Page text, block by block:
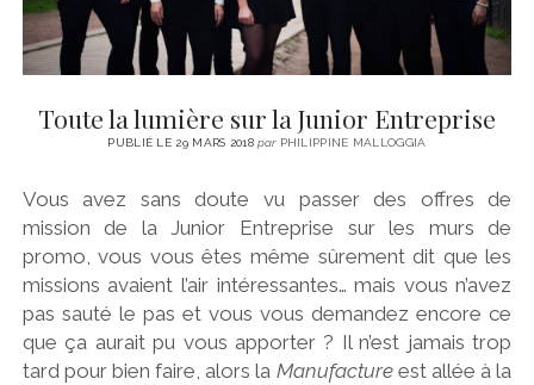
Toute la lumière sur la Junior Entreprise
PUBLIÉ LE 29 MARS 2018parPHILIPPINE MALLOGGIA
Vous avez sans doute vu passer des offres de
mission de la Junior Entreprise sur les murs de
promo, vous vous êtes même sûrement dit que les
missions avaient l’air intéressantes… mais vous n’avez
pas sauté le pas et vous vous demandez encore ce
que ça aurait pu vous apporter ? Il n’est jamais trop
tard pour bien faire, alors la Manufactureest allée à la